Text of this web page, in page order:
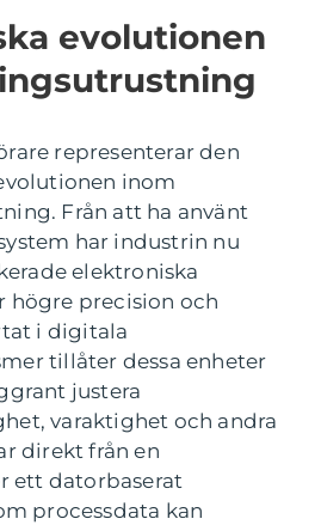
evolutionen
representerar den
inom
Från att ha använt
har industrin nu
elektroniska
högre precision och
i digitala
tillåter dessa enheter
justera
varaktighet och andra
direkt från en
ett datorbaserat
processdata kan